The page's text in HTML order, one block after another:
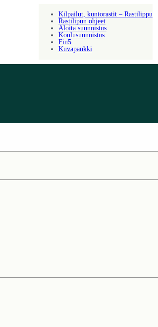
Kilpailut, kuntorastit – Rastilippu
Rastilipun ohjeet
Aloita suunnistus
Koulusuunnistus
Fin5
Kuvapankki